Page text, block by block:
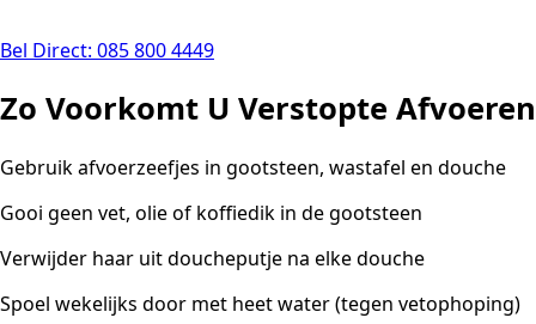
Bel Direct: 085 800 4449
Zo Voorkomt U Verstopte Afvoeren
Gebruik afvoerzeefjes in gootsteen, wastafel en douche
Gooi geen vet, olie of koffiedik in de gootsteen
Verwijder haar uit doucheputje na elke douche
Spoel wekelijks door met heet water (tegen vetophoping)